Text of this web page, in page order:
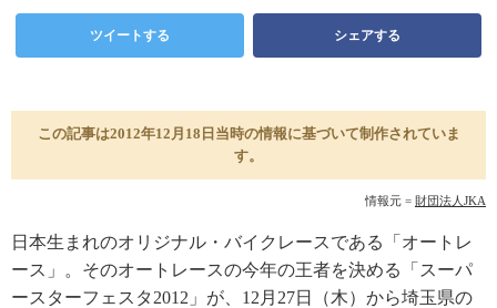
ツイートする シェアする
この記事は2012年12月18日当時の情報に基づいて制作されていま
す。
情報元 = 財団法人JKA
日本生まれのオリジナル・バイクレースである「オートレ
ース」。そのオートレースの今年の王者を決める「スーパ
ースターフェスタ2012」が、12月27日（木）から埼玉県の